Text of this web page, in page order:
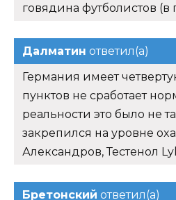
говядина футболистов (в
Далматин ответил(а)
Германия имеет
пунктов не сработает
реальности это было не
закрепился на уровне
Александров, Тестенол
Бретонский ответил(а)